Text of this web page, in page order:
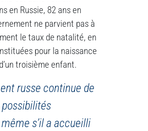
en Russie, 82 ans en
ne parvient pas à
le taux de natalité, en
pour la naissance
troisième enfant.
russe continue de
s’il a accueilli